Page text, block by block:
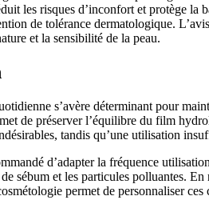
les risques d’inconfort et protège
de tolérance dermatologique.
et la sensibilité de la peau.
s’avère déterminant pour
de préserver l’équilibre du film
tandis qu’une utilisation
d’adapter la fréquence
sébum et les particules polluantes.
permet de personnaliser